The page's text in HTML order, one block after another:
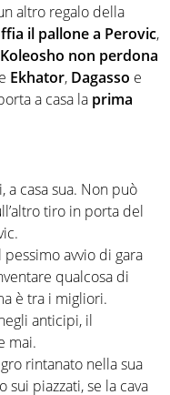
altro regalo della
il pallone a Perovic,
Koleosho non perdona
Ekhator, Dagasso e
a casa la prima
a casa sua. Non può
tiro in porta del
avvio di gara
qualcosa di
è tra i migliori.
anticipi, il
mai.
rintanato nella sua
piazzati, se la cava